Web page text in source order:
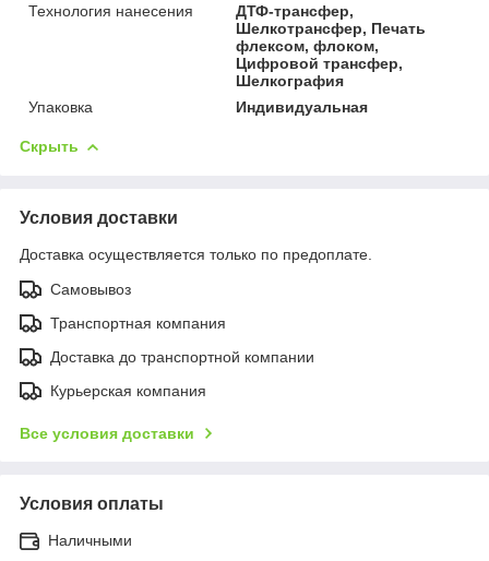
Технология нанесения
ДТФ-трансфер,
Шелкотрансфер, Печать
флексом, флоком,
Цифровой трансфер,
Шелкография
Упаковка
Индивидуальная
Скрыть
Условия доставки
Доставка осуществляется только по предоплате.
Самовывоз
Транспортная компания
Доставка до транспортной компании
Курьерская компания
Все условия доставки
Условия оплаты
Наличными